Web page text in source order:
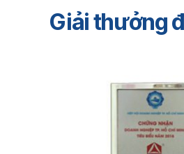
Giải thưởng